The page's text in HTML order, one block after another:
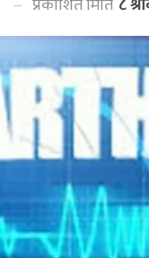
प्रकाशित मिति ८